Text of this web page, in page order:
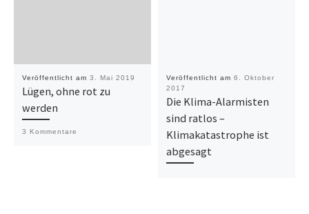
Veröffentlicht am 3. Mai 2019
Lügen, ohne rot zu
werden
3 Kommentare
Veröffentlicht am 6. Oktober
2017
Die Klima-Alarmisten
sind ratlos –
Klimakatastrophe ist
abgesagt